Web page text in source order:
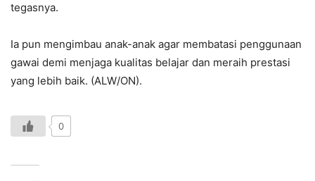
tegasnya.
Ia pun mengimbau anak-anak agar membatasi penggunaan
gawai demi menjaga kualitas belajar dan meraih prestasi
yang lebih baik. (ALW/ON).
0